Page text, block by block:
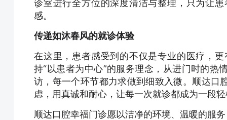
诊室进行全方位的深度清洁与整理，只为让
感。
传递如沐春风的就诊体验
在这里，患者感受到的不仅是专业的医疗，
持“以患者为中心”的服务理念，从进门时的热
访，每一个环节都力求做到细致入微。顺达口
虑，用真诚和耐心，让每一次就诊都成为一段
顺达口腔幸福门诊愿以洁净的环境、温暖的服